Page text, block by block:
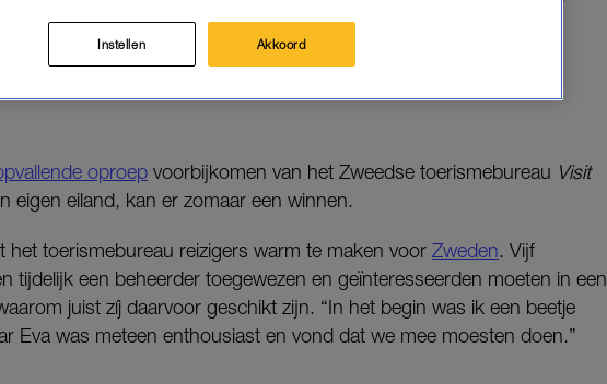
Medbådan.
we nooit verwacht”, vertelt Freek aan LINDA.
oproep voorbijkomen van het Zweedse toerismebureau Visit
eigen eiland, kan er zomaar een winnen.
het toerismebureau reizigers warm te maken voor Zweden. Vijf
tijdelijk een beheerder toegewezen en geïnteresseerden moeten in een
juist zíj daarvoor geschikt zijn. “In het begin was ik een beetje
Eva was meteen enthousiast en vond dat we mee moesten doen.”
Instellen Akkoord